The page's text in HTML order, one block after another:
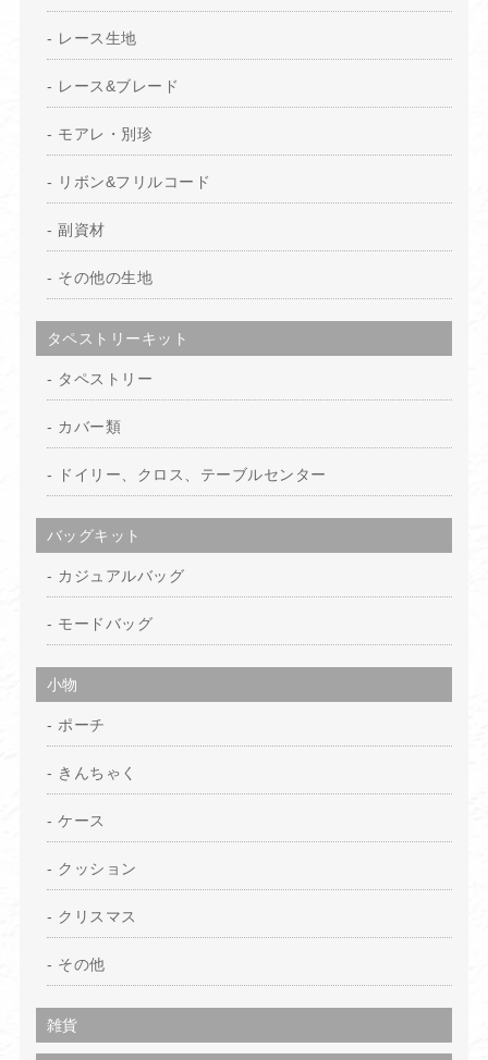
レース生地
レース&ブレード
モアレ・別珍
リボン&フリルコード
副資材
その他の生地
タペストリーキット
タペストリー
カバー類
ドイリー、クロス、テーブルセンター
バッグキット
カジュアルバッグ
モードバッグ
小物
ポーチ
きんちゃく
ケース
クッション
クリスマス
その他
雑貨